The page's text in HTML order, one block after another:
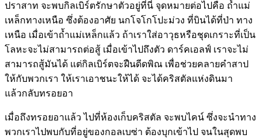
ปราสาท จะพบกิลเบิร์ตรักษาตัวอยู่ที่นี่ จุดหมายต่อไปคือ ถ้ำแม่
เหล็กทางเหนือ ซึ่งต้องอาศัย นกโจโกโปะม่วง ที่บินได้ที่ป่า ทาง
เหนือ เมื่อเข้าถ้ำแม่เหล็กแล้ว ถ้าเราใส่อาวุธหรือชุดเกราะที่เป็น
โลหะจะไม่สามารถต่อสู้ เมื่อเข้าไปถึงตัว ดาร์คเอลฟ์ เราจะไม่
สามารถสู้มันได้ แต่กิลเบิร์ตจะฝืนดีดพิณ เพื่อช่วยคลายคำสาป
ให้กับพวกเรา ให้เราเอาชนะให้ได้ จะได้คริสตัลแห่งดินมา
แล้วกลับทรอยอา
เมื่อถึงทรอยอาแล้ว ไปที่ห้องเก็บคริสตัล จะพบไคน์ ซึ่งจะนำทาง
พวกเราไปพบกับที่อยู่ของกอลเบซ่า ต้องบุกเข้าไป จนในสุดพบ